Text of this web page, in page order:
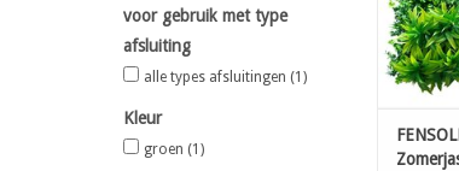
voor gebruik met type
afsluiting
alle types afsluitingen (1)
Kleur
groen (1)